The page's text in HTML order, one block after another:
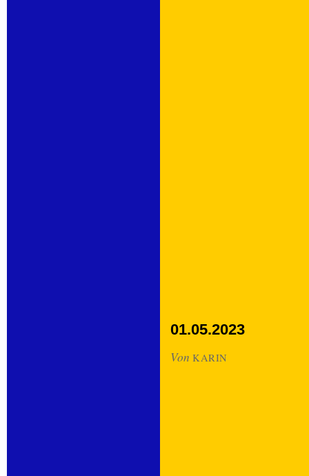
01.05.2023
Von KARIN